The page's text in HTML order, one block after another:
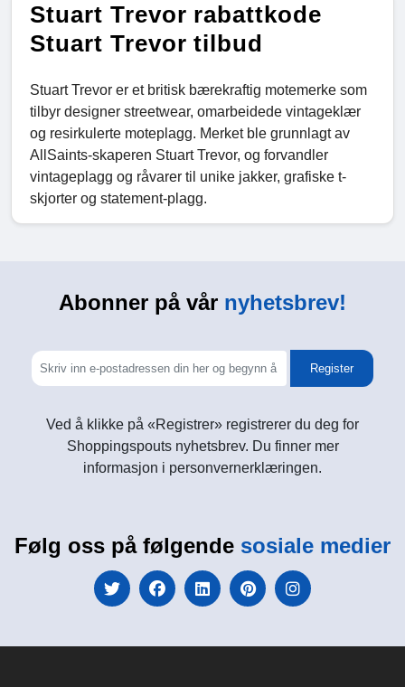
Stuart Trevor rabattkode
Stuart Trevor tilbud
Stuart Trevor er et britisk bærekraftig motemerke som
tilbyr designer streetwear, omarbeidede vintageklær
og resirkulerte moteplagg. Merket ble grunnlagt av
AllSaints-skaperen Stuart Trevor, og forvandler
vintageplagg og råvarer til unike jakker, grafiske t-
skjorter og statement-plagg.
Abonner på vår nyhetsbrev!
Register
Ved å klikke på «Registrer» registrerer du deg for
Shoppingspouts nyhetsbrev. Du finner mer
informasjon i personvernerklæringen.
Følg oss på følgende sosiale medier